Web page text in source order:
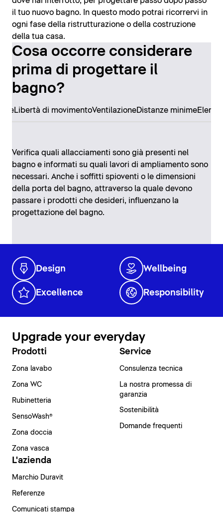
il tuo nuovo bagno. In questo modo potrai ricorrervi in
ogni fase della ristrutturazione o della costruzione
della tua casa.
Cosa occorre considerare
prima di progettare il
bagno?
Libertà di movimentoVentilazioneDistanze minime
Verifica quali allacciamenti sono già presenti nel
bagno e informati su quali lavori di ampliamento sono
necessari. Anche i soffitti spioventi o le dimensioni
della porta del bagno, attraverso la quale devono
passare i prodotti che desideri, influenzano la
progettazione del bagno.
Design Wellbeing
Excellence Responsibility
Upgrade your everyday
Prodotti
Zona lavabo
Zona WC
Rubinetteria
SensoWash®
Zona doccia
Zona vasca
Service
Consulenza tecnica
La nostra promessa di
garanzia
Sostenibilità
Domande frequenti
L'azienda
Marchio Duravit
Referenze
Comunicati stampa